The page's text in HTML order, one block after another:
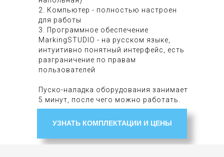
2. Компьютер - полностью настроен
для работы
3. Программное обеспечение
MarkingSTUDIO - на русском языке,
интуитивно понятный интерфейс, есть
разграничение по правам
пользователей
Пуско-наладка оборудования занимает
5 минут, после чего можно работать.
УЗНАТЬ КОМПЛЕКТАЦИИ И ЦЕНЫ